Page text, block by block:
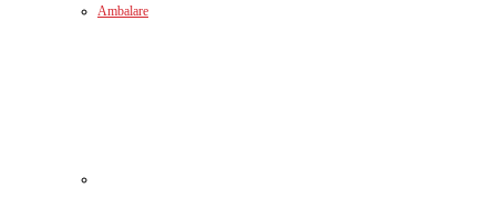
Ambalare